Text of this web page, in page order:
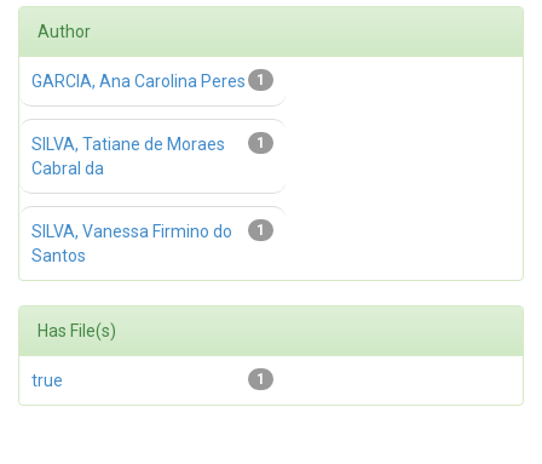
Author
1
GARCIA, Ana Carolina Peres
1
SILVA, Tatiane de Moraes
Cabral da
1
SILVA, Vanessa Firmino do
Santos
Has File(s)
1
true